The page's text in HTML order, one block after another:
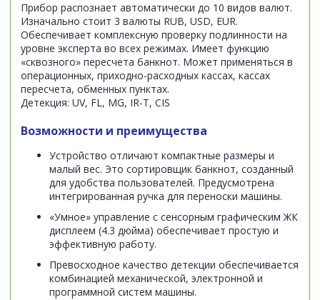
Прибор распознает автоматически до 10 видов валют.
Изначально стоит 3 валюты RUB, USD, EUR.
Обеспечивает комплексную проверку подлинности на
уровне эксперта во всех режимах. Имеет функцию
«сквозного» пересчета банкнот. Может применяться в
операционных, приходно-расходных кассах, кассах
пересчета, обменных пунктах.
Детекция: UV, FL, MG, IR-T, CIS
Возможности и преимущества
Устройство отличают компактные размеры и
малый вес. Это сортировщик банкнот, созданный
для удобства пользователей. Предусмотрена
интегрированная ручка для переноски машины.
«Умное» управление с сенсорным графическим ЖК
дисплеем (4.3 дюйма) обеспечивает простую и
эффективную работу.
Превосходное качество детекции обеспечивается
комбинацией механической, электронной и
программной систем машины.